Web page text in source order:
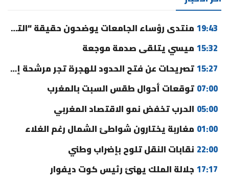
19:43 منتدى رؤساء الجامعات يوضحون حقيقة “التوقيت الميسر” ورسوم التسجيل
15:32 ميسي يتلقى صدمة موجعة
15:27تصريحات عن فتح الحدود للهجرة تجر مرشحة إلى القضاء
07:00 توقعات أحوال طقس السبت بالمغرب
05:00 الحرب تخفض نمو الاقتصاد المغربي
01:00 مغاربة يختارون شواطئ الشمال رغم الغلاء
22:00 نقابات النقل تلوح بإضراب وطني
17:17 جلالة الملك يهنئ رئيس كوت ديفوار